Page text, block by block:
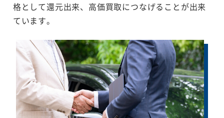
格として還元出来、高価買取につなげることが出来
ています。